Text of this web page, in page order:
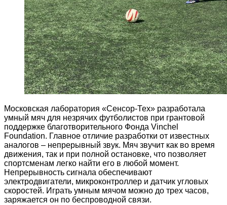
Московская лаборатория «Сенсор-Тех» разработала
умный мяч для незрячих футболистов при грантовой
поддержке благотворительного Фонда Vinchel
Foundation. Главное отличие разработки от известных
аналогов – непрерывный звук. Мяч звучит как во время
движения, так и при полной остановке, что позволяет
спортсменам легко найти его в любой момент.
Непрерывность сигнала обеспечивают
электродвигатели, микроконтроллер и датчик угловых
скоростей. Играть умным мячом можно до трех часов,
заряжается он по беспроводной связи.